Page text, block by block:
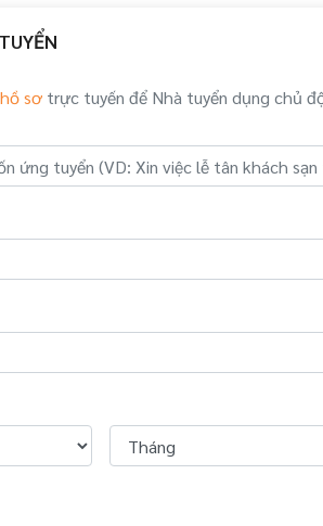
sơ trực tuyến để Nhà tuyển dụng chủ